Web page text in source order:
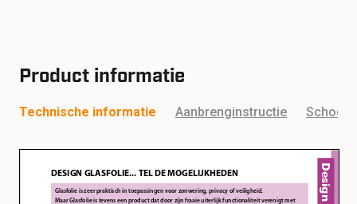
Product informatie
Technische informatie Aanbrenginstructie